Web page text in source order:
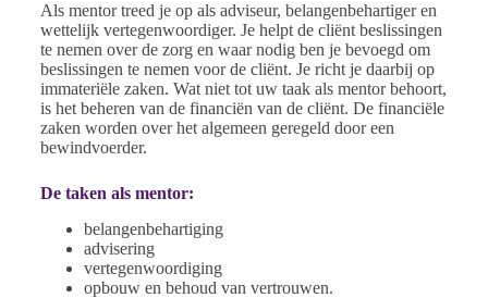
Als mentor treed je op als adviseur, belangenbehartiger en
wettelijk vertegenwoordiger. Je helpt de cliënt beslissingen
te nemen over de zorg en waar nodig ben je bevoegd om
beslissingen te nemen voor de cliënt. Je richt je daarbij op
immateriële zaken. Wat niet tot uw taak als mentor behoort,
is het beheren van de financiën van de cliënt. De financiële
zaken worden over het algemeen geregeld door een
bewindvoerder.
De taken als mentor:
belangenbehartiging
advisering
vertegenwoordiging
opbouw en behoud van vertrouwen.